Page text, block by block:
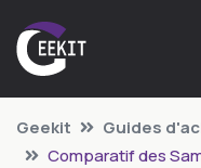
Geekit Guides
Comparatif des